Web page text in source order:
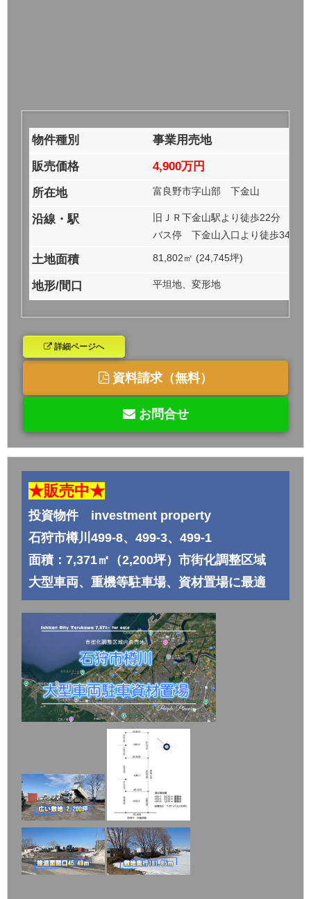
物件種別
事業用売地
販売価格
4,900万円
所在地
富良野市字山部 下金山
沿線・駅
旧ＪＲ下金山駅より徒歩22分
バス停 下金山入口より徒歩34分
土地面積 81,802㎡ (24,745坪)
地形/間口 平坦地、変形地
詳細ページへ
資料請求（無料）
お問合せ
★販売中★
投資物件 investment property
石狩市樽川499-8、499-3、499-1
面積：7,371㎡（2,200坪）市街化調整区域
大型車両、重機等駐車場、資材置場に最適